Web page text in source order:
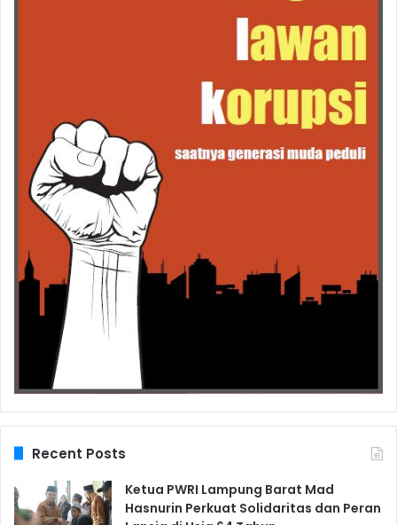
Recent Posts
Ketua PWRI Lampung Barat Mad
Hasnurin Perkuat Solidaritas dan Peran